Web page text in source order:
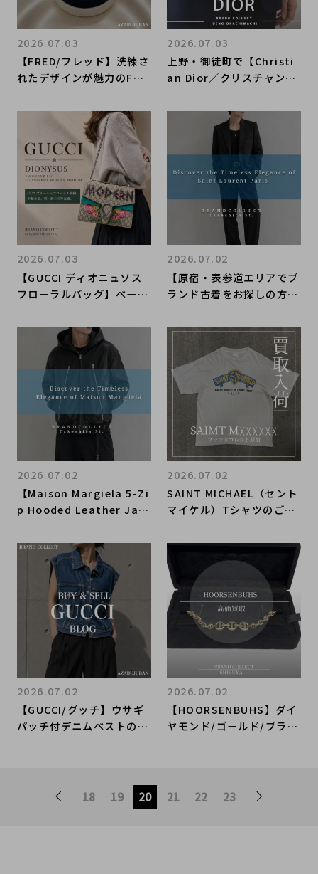
【FRED/フレッド】洗練さ
れたデザインが魅力のFRE
コレクト麻布十番店にお任
せください！
2026.07.03
上野・御徒町で【Christi
an Dior／クリスチャンデ
らブランドコレクト上野御
徒町店｜Lady Dior Bag
／レディ ディオール バッ
グ入荷｜Buy & Sell Luxu
ry in Ueno Tokyo｜Tax
-Free Available
2026.07.03
【GUCCI ディオニュソス
フローラルバッグ】ベージ
ームチェーンショルダー新
入荷｜原宿・表参道エリア
のブランドコレクト原宿竹
下通り店
2026.07.03
【原宿・表参道エリアでブ
ランド古着をお探しの方
sエディ期テーラードジャ
ケット新入荷と買取のご案
内｜ブランドコレクト原宿
竹下通り店
2026.07.02
【Maison Margiela 5-Zi
p Hooded Leather Jac
でマルジェラのレザージャ
ケットを買うなら売るなら
ブランドコレクト原宿竹下
2026.07.02
SAINT MICHAEL（セント
マイケル）Tシャツのご紹
店
2026.07.02
【GUCCI/グッチ】ウサギ
パッチ付デニムベストのご
2026.07.02
【HOORSENBUHS】ダイ
ヤモンド/ゴールド/ブラン
2026.07.02
18 19 20 21 22 23